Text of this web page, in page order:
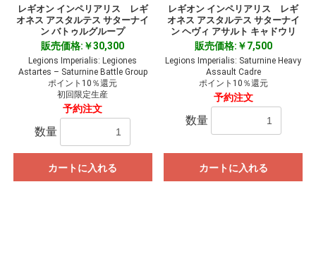
レギオン インペリアリス レギ
オネス アスタルテス サターナイ
ン バトゥルグループ
販売価格:￥30,300
Legions Imperialis: Legiones
Astartes – Saturnine Battle Group
ポイント10％還元
初回限定生産
予約注文
数量
カートに入れる
レギオン インペリアリス レギ
オネス アスタルテス サターナイ
ン ヘヴィ アサルト キャドウリ
販売価格:￥7,500
Legions Imperialis: Saturnine Heavy
Assault Cadre
ポイント10％還元
予約注文
数量
カートに入れる